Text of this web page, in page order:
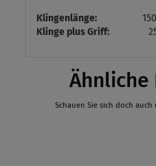
Klingenlänge:
Klinge plus Griff:
Ähnliche
Schauen Sie sich doch